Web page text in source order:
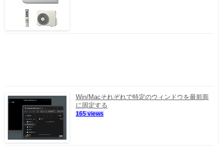
Win/Macそれぞれで特定のウィンドウを最前面
に固定する
165 views